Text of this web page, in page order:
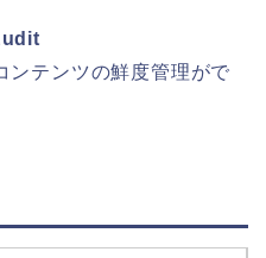
ンテンツの鮮度管理がで